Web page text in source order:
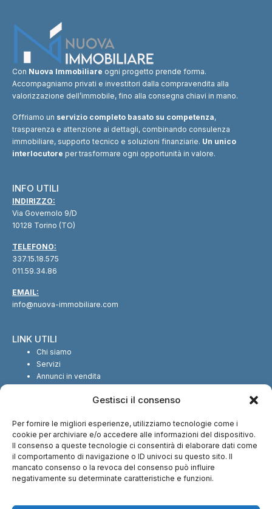
Gestisci il consenso
Per fornire le migliori esperienze, utilizziamo tecnologie come i
cookie per archiviare e/o accedere alle informazioni del dispositivo.
Il consenso a queste tecnologie ci consentirà di elaborare dati come
il comportamento di navigazione o ID univoci su questo sito. Il
mancato consenso o la revoca del consenso può influire
negativamente su determinate caratteristiche e funzioni.
Con Nuova Immobiliare ogni progetto prende forma.
Accompagniamo privati e investitori dalla compravendita alla
valorizzazione dell’immobile, fino alla consegna chiavi in mano.
Offriamo un servizio completo basato su competenza,
trasparenza e attenzione ai dettagli, combinando consulenza
immobiliare, supporto tecnico e soluzioni finanziarie. Un unico
interlocutore per trasformare ogni opportunità in valore.
INFO UTILI
INDIRIZZO:
Via Governolo 9/D
10128 Torino (TO)
TELEFONO:
337.15.18.575
011.59.34.86
EMAIL:
info@nuova-immobiliare.com
LINK UTILI
Chi siamo
Servizi
Annunci in vendita
SEGUICI SUI SOCIAL